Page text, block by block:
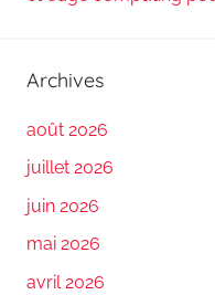
Archives
août 2026
juillet 2026
juin 2026
mai 2026
avril 2026